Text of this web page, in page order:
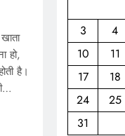
हो,
है।
3
4
10
11
17
18
24
25
31